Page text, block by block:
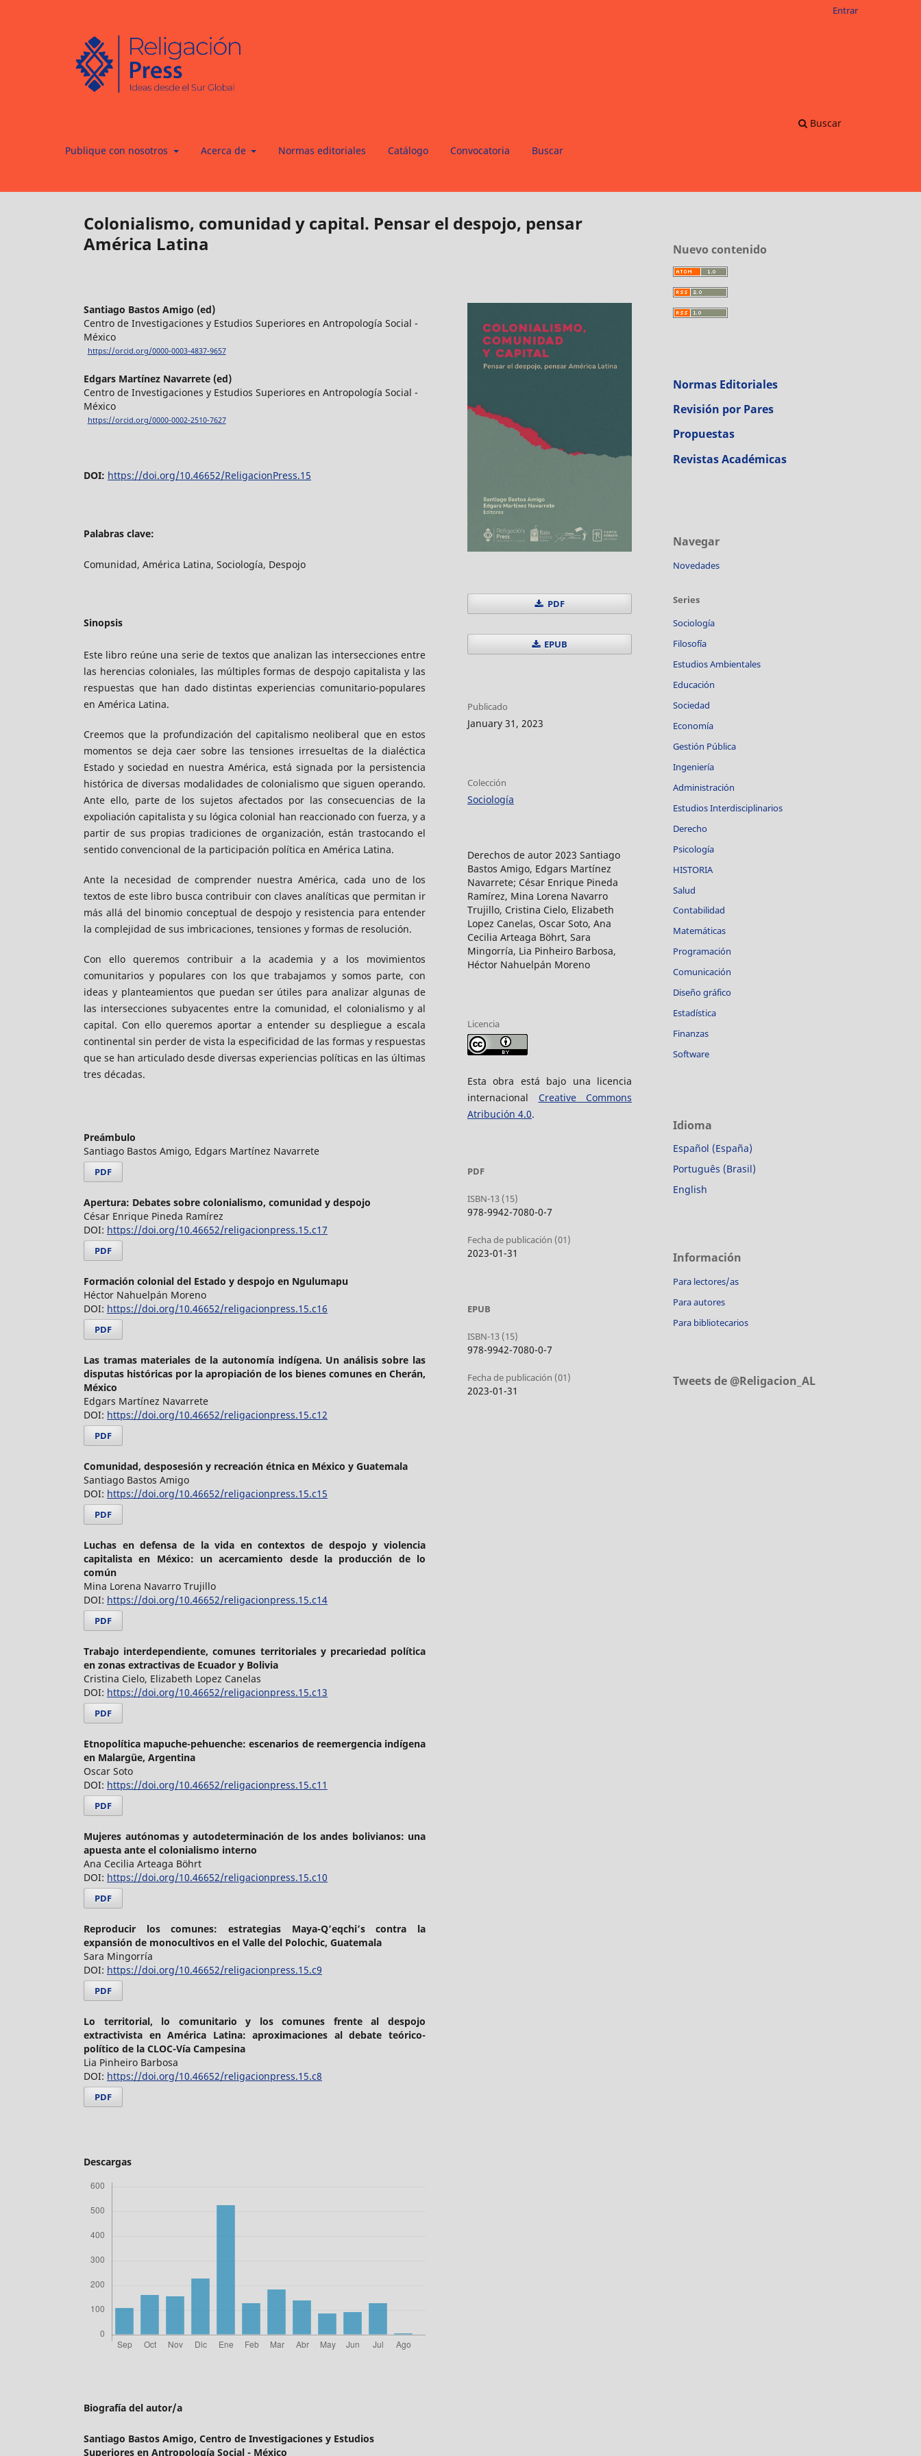
Publique con nosotros Acerca de Normas editoriales Catálogo Convocatoria Buscar
Buscar
Entrar
Colonialismo, comunidad y capital. Pensar el despojo, pensar
América Latina
Santiago Bastos Amigo (ed)
Centro de Investigaciones y Estudios Superiores en Antropología Social -
México
https://orcid.org/0000-0003-4837-9657
Edgars Martínez Navarrete (ed)
Centro de Investigaciones y Estudios Superiores en Antropología Social -
México
https://orcid.org/0000-0002-2510-7627
DOI: https://doi.org/10.46652/ReligacionPress.15
Palabras clave:
Comunidad, América Latina, Sociología, Despojo
Sinopsis
Este libro reúne una serie de textos que analizan las intersecciones entre
las herencias coloniales, las múltiples formas de despojo capitalista y las
respuestas que han dado distintas experiencias comunitario-populares
en América Latina.
Creemos que la profundización del capitalismo neoliberal que en estos
momentos se deja caer sobre las tensiones irresueltas de la dialéctica
Estado y sociedad en nuestra América, está signada por la persistencia
histórica de diversas modalidades de colonialismo que siguen operando.
Ante ello, parte de los sujetos afectados por las consecuencias de la
expoliación capitalista y su lógica colonial han reaccionado con fuerza, y a
partir de sus propias tradiciones de organización, están trastocando el
sentido convencional de la participación política en América Latina.
Ante la necesidad de comprender nuestra América, cada uno de los
textos de este libro busca contribuir con claves analíticas que permitan ir
más allá del binomio conceptual de despojo y resistencia para entender
la complejidad de sus imbricaciones, tensiones y formas de resolución.
Con ello queremos contribuir a la academia y a los movimientos
comunitarios y populares con los que trabajamos y somos parte, con
ideas y planteamientos que puedan ser útiles para analizar algunas de
las intersecciones subyacentes entre la comunidad, el colonialismo y al
capital. Con ello queremos aportar a entender su despliegue a escala
continental sin perder de vista la especificidad de las formas y respuestas
que se han articulado desde diversas experiencias políticas en las últimas
tres décadas.
Preámbulo
Santiago Bastos Amigo, Edgars Martínez Navarrete
PDF
Apertura: Debates sobre colonialismo, comunidad y despojo
César Enrique Pineda Ramírez
DOI: https://doi.org/10.46652/religacionpress.15.c17
PDF
Formación colonial del Estado y despojo en Ngulumapu
Héctor Nahuelpán Moreno
DOI: https://doi.org/10.46652/religacionpress.15.c16
PDF
Las tramas materiales de la autonomía indígena. Un análisis sobre las
disputas históricas por la apropiación de los bienes comunes en Cherán,
México
Edgars Martínez Navarrete
DOI: https://doi.org/10.46652/religacionpress.15.c12
PDF
Comunidad, desposesión y recreación étnica en México y Guatemala
Santiago Bastos Amigo
DOI: https://doi.org/10.46652/religacionpress.15.c15
PDF
Luchas en defensa de la vida en contextos de despojo y violencia
capitalista en México: un acercamiento desde la producción de lo
común
Mina Lorena Navarro Trujillo
DOI: https://doi.org/10.46652/religacionpress.15.c14
PDF
Trabajo interdependiente, comunes territoriales y precariedad política
en zonas extractivas de Ecuador y Bolivia
Cristina Cielo, Elizabeth Lopez Canelas
DOI: https://doi.org/10.46652/religacionpress.15.c13
PDF
Etnopolítica mapuche-pehuenche: escenarios de reemergencia indígena
en Malargüe, Argentina
Oscar Soto
DOI: https://doi.org/10.46652/religacionpress.15.c11
PDF
Mujeres autónomas y autodeterminación de los andes bolivianos: una
apuesta ante el colonialismo interno
Ana Cecilia Arteaga Böhrt
DOI: https://doi.org/10.46652/religacionpress.15.c10
PDF
Reproducir los comunes: estrategias Maya-Q’eqchi’s contra la
expansión de monocultivos en el Valle del Polochic, Guatemala
Sara Mingorría
DOI: https://doi.org/10.46652/religacionpress.15.c9
PDF
Lo territorial, lo comunitario y los comunes frente al despojo
extractivista en América Latina: aproximaciones al debate teórico-
político de la CLOC-Vía Campesina
Lia Pinheiro Barbosa
DOI: https://doi.org/10.46652/religacionpress.15.c8
PDF
Descargas
Biografía del autor/a
Santiago Bastos Amigo, Centro de Investigaciones y Estudios
Superiores en Antropología Social - México
PDF
EPUB
Publicado
January 31, 2023
Colección
Sociología
Derechos de autor 2023 Santiago
Bastos Amigo, Edgars Martínez
Navarrete; César Enrique Pineda
Ramírez, Mina Lorena Navarro
Trujillo, Cristina Cielo, Elizabeth
Lopez Canelas, Oscar Soto, Ana
Cecilia Arteaga Böhrt, Sara
Mingorría, Lia Pinheiro Barbosa,
Héctor Nahuelpán Moreno
Licencia
Esta obra está bajo una licencia
internacional Creative Commons
Atribución 4.0.
PDF
ISBN-13 (15)
978-9942-7080-0-7
Fecha de publicación (01)
2023-01-31
EPUB
ISBN-13 (15)
978-9942-7080-0-7
Fecha de publicación (01)
2023-01-31
Nuevo contenido
Normas Editoriales
Revisión por Pares
Propuestas
Revistas Académicas
Navegar
Novedades
Series
Sociología
Filosofía
Estudios Ambientales
Educación
Sociedad
Economía
Gestión Pública
Ingeniería
Administración
Estudios Interdisciplinarios
Derecho
Psicología
HISTORIA
Salud
Contabilidad
Matemáticas
Programación
Comunicación
Diseño gráfico
Estadística
Finanzas
Software
Idioma
Español (España)
Português (Brasil)
English
Información
Para lectores/as
Para autores
Para bibliotecarios
Tweets de @Religacion_AL